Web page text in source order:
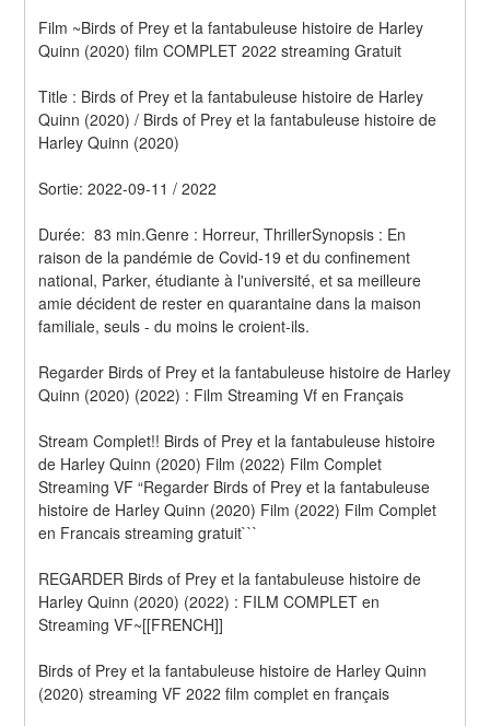
Film ~Birds of Prey et la fantabuleuse histoire de Harley
Quinn (2020) film COMPLET 2022 streaming Gratuit
Title : Birds of Prey et la fantabuleuse histoire de Harley
Quinn (2020) / Birds of Prey et la fantabuleuse histoire de
Harley Quinn (2020)
Sortie: 2022-09-11 / 2022
Durée:  83 min.Genre : Horreur, ThrillerSynopsis : En
raison de la pandémie de Covid-19 et du confinement
national, Parker, étudiante à l'université, et sa meilleure
amie décident de rester en quarantaine dans la maison
familiale, seuls - du moins le croient-ils.
Regarder Birds of Prey et la fantabuleuse histoire de Harley
Quinn (2020) (2022) : Film Streaming Vf en Français
Stream Complet!! Birds of Prey et la fantabuleuse histoire
de Harley Quinn (2020) Film (2022) Film Complet
Streaming VF “Regarder Birds of Prey et la fantabuleuse
histoire de Harley Quinn (2020) Film (2022) Film Complet
en Francais streaming gratuit```
REGARDER Birds of Prey et la fantabuleuse histoire de
Harley Quinn (2020) (2022) : FILM COMPLET en
Streaming VF~[[FRENCH]]
Birds of Prey et la fantabuleuse histoire de Harley Quinn
(2020) streaming VF 2022 film complet en français